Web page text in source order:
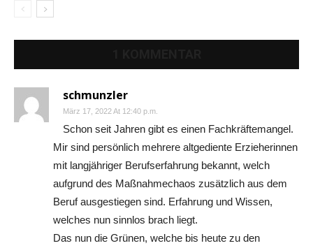
schmunzler
März 17, 2022 At 12:40 p.m.
Schon seit Jahren gibt es einen Fachkräftemangel.
Mir sind persönlich mehrere altgediente Erzieherinnen
mit langjähriger Berufserfahrung bekannt, welch
aufgrund des Maßnahmechaos zusätzlich aus dem
Beruf ausgestiegen sind. Erfahrung und Wissen,
welches nun sinnlos brach liegt.
Das nun die Grünen, welche bis heute zu den